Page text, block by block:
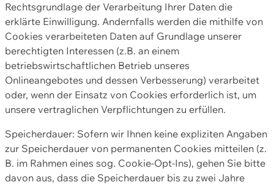
Rechtsgrundlage der Verarbeitung Ihrer Daten die
erklärte Einwilligung. Andernfalls werden die mithilfe von
Cookies verarbeiteten Daten auf Grundlage unserer
berechtigten Interessen (z.B. an einem
betriebswirtschaftlichen Betrieb unseres
Onlineangebotes und dessen Verbesserung) verarbeitet
oder, wenn der Einsatz von Cookies erforderlich ist, um
unsere vertraglichen Verpflichtungen zu erfüllen.
Speicherdauer: Sofern wir Ihnen keine expliziten Angaben
zur Speicherdauer von permanenten Cookies mitteilen (z.
B. im Rahmen eines sog. Cookie-Opt-Ins), gehen Sie bitte
davon aus, dass die Speicherdauer bis zu zwei Jahre